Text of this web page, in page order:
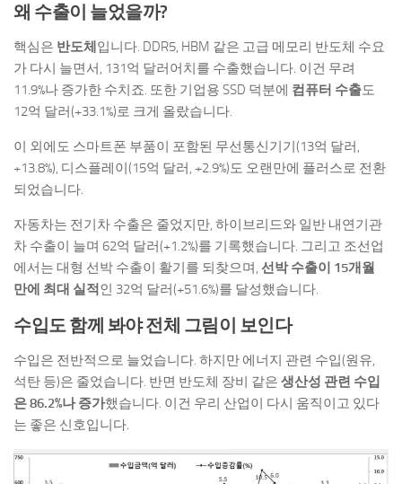
왜 수출이 늘었을까?
핵심은 반도체 입니다. DDR5, HBM 같은 고급 메모리 반도체 수요
가 다시 늘면서, 131억 달러어치를 수출했습니다. 이건 무려
11.9%나 증가한 수치죠. 또한 기업용 SSD 덕분에 컴퓨터 수출도
12억 달러(+33.1%)로 크게 올랐습니다.
이 외에도 스마트폰 부품이 포함된 무선통신기기(13억 달러,
+13.8%), 디스플레이(15억 달러, +2.9%)도 오랜만에 플러스로 전환
되었습니다.
자동차는 전기차 수출은 줄었지만, 하이브리드와 일반 내연기관
차 수출이 늘며 62억 달러(+1.2%)를 기록했습니다. 그리고 조선업
에서는 대형 선박 수출이 활기를 되찾으며, 선박 수출이 15개월
만에 최대 실적 인 32억 달러(+51.6%)를 달성했습니다.
수입도 함께 봐야 전체 그림이 보인다
수입은 전반적으로 늘었습니다. 하지만 에너지 관련 수입(원유,
석탄 등)은 줄었습니다. 반면 반도체 장비 같은 생산성 관련 수입
은 86.2%나 증가했습니다. 이건 우리 산업이 다시 움직이고 있다
는 좋은 신호입니다.